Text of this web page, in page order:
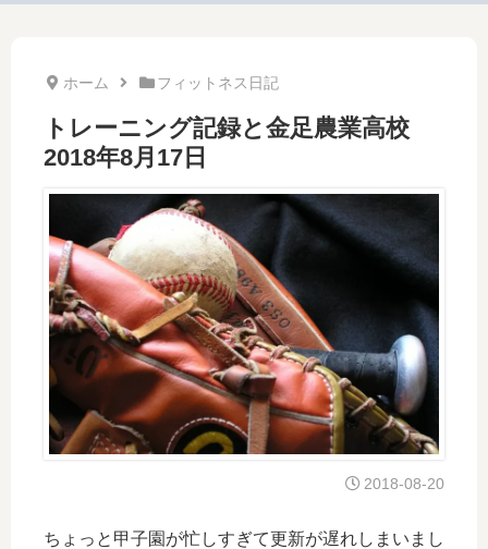
ホーム フィットネス日記
トレーニング記録と金足農業高校
2018年8月17日
2018-08-20
ちょっと甲子園が忙しすぎて更新が遅れしまいまし